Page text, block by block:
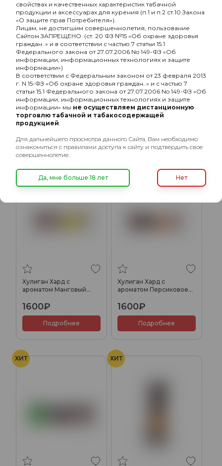
Хулиган Хард с
ароматом Ромовая баба
(БА), 200 гр.
1600₽
Хулиган Хард с
ароматом Клубничная
газировка (КЛАБ), 200
гр.
1600₽
Хулиган Хард с
ароматом Манговый
200 гр.
1600₽
Подробнее
Хулиган Хард с
ароматом Персиковое
1600₽
Подробнее
ХИТ ХИТ
свойствах и качественных характеристик табачной
продукции и аксессуарах для курения (п.1 и п.2 ст.10 Закона
«О защите прав Потребителя»).
Лицам, не достигшим совершеннолетия, пользование
Сайтом ЗАПРЕЩЕНО. (ст. 20 ФЗ №15 «Об охране здоровья
граждан..» и в соответствии с частью 7 статьи 15.1
Федерального закона от 27.07.2006 No 149-ФЗ «Об
информации, информационных технологиях и защите
информации»)
В соответствии с Федеральным законом от 23 февраля 2013
г. N 15-ФЗ «Об охране здоровья граждан..» и с частью 7
статьи 15.1 Федерального закона от 27.07.2006 No 149-ФЗ «Об
информации, информационных технологиях и защите
информации» мы не осуществляем дистанционную
торговлю табачной и табакосодержащей
продукцией
Для дальнейшего просмотра данного Сайта, Вам необходимо
ознакомиться с правилами доступа к сайту и подтвердить свое
совершеннолетие.
Да, мне больше 18 лет Нет